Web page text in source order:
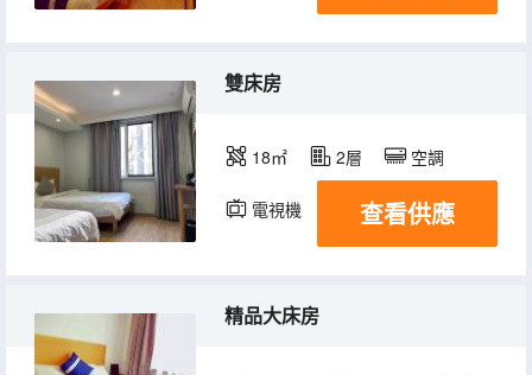
雙床房
18㎡ 2層 空調
電視機 查看供應
精品大床房